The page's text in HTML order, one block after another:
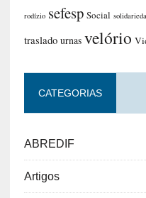
rodízio sefesp Social
traslado urnas velório
CATEGORIAS
ABREDIF
Artigos